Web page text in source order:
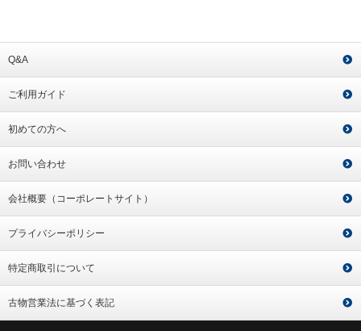
Q&A
ご利用ガイド
初めての方へ
お問い合わせ
会社概要（コーポレートサイト）
プライバシーポリシー
特定商取引について
古物営業法に基づく表記